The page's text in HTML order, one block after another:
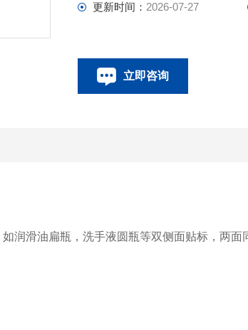
更新时间： 2026-07-27
立即咨询
滑油扁瓶，洗手液圆瓶等双侧面贴标，两面